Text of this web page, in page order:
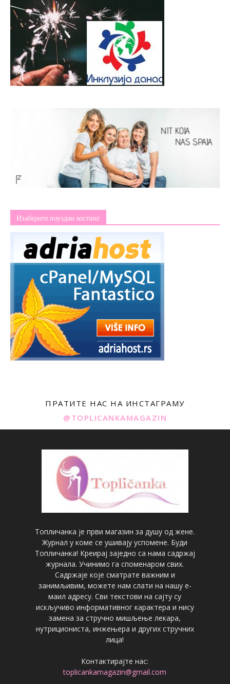
Изаберите поуздан хостинг
ПРАТИТЕ НАС НА ИНСТАГРАМУ
@TOPLICANKAMAGAZIN
Топличанка је први магазин за душу од жене.
Журнал у коме се ушивају успомене. Буди
Топличанка! Креирај заједно са нама садржај
журнала. Учинимо га споменаром свих.
Садржаје које сматрате важним и
занимљивим, можете нам слати на нашу е-
маил адресу. Сви текстови на сајту су
искључиво информативног карактера и нису
замена за стручно мишљење лекара,
нутрициониста, инжењера и других стручних
лица!
Контактирајте нас:
toplicankamagazin@gmail.com